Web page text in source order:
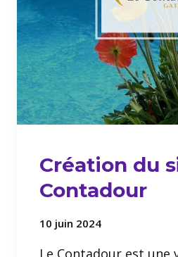
Création du
Contadour
10 juin 2024
Le Contadour est une